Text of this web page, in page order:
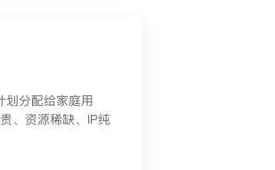
划分配给家庭用
、资源稀缺、IP纯